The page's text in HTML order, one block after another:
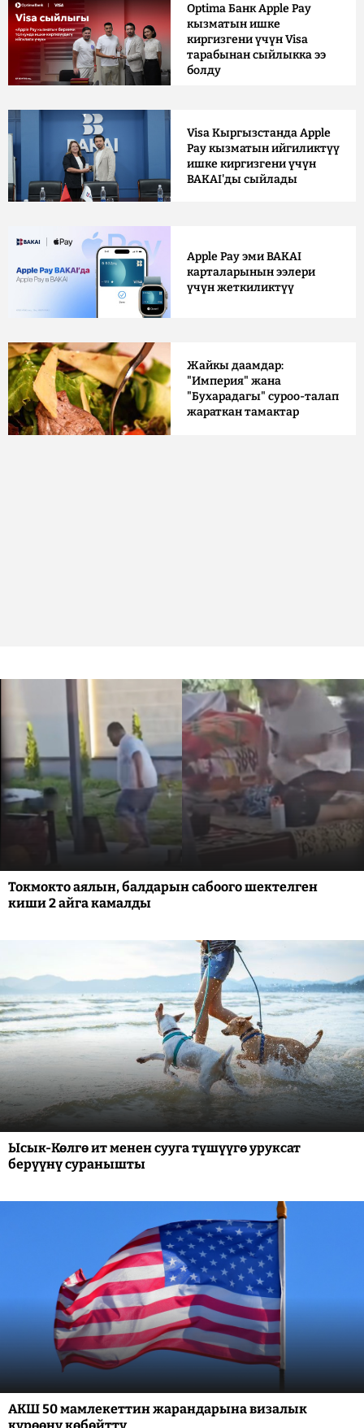
Optima Банк Apple Pay
кызматын ишке
киргизгени үчүн Visa
тарабынан сыйлыкка ээ
болду
Visa Кыргызстанда Apple
Pay кызматын ийгиликтүү
ишке киргизгени үчүн
BAKAI'ды сыйлады
Apple Pay эми BAKAI
карталарынын ээлери
үчүн жеткиликтүү
Жайкы даамдар:
"Империя" жана
"Бухарадагы" суроо-талап
жараткан тамактар
Токмокто аялын, балдарын сабоого шектелген
киши 2 айга камалды
Ысык-Көлгө ит менен сууга түшүүгө уруксат
берүүнү суранышты
АКШ 50 мамлекеттин жарандарына визалык